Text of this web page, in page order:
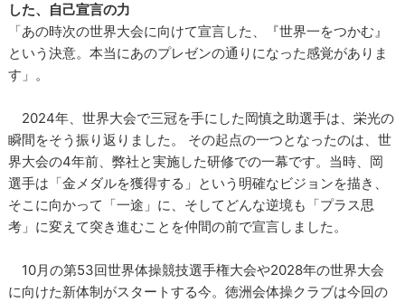
した、自己宣言の力
「あの時次の世界大会に向けて宣言した、『世界一をつかむ』
という決意。本当にあのプレゼンの通りになった感覚がありま
す」。
2024年、世界大会で三冠を手にした岡慎之助選手は、栄光の
瞬間をそう振り返りました。 その起点の一つとなったのは、世
界大会の4年前、弊社と実施した研修での一幕です。当時、岡
選手は「金メダルを獲得する」という明確なビジョンを描き、
そこに向かって「一途」に、そしてどんな逆境も「プラス思
考」に変えて突き進むことを仲間の前で宣言しました。
10月の第53回世界体操競技選手権大会や2028年の世界大会
に向けた新体制がスタートする今。徳洲会体操クラブは今回の